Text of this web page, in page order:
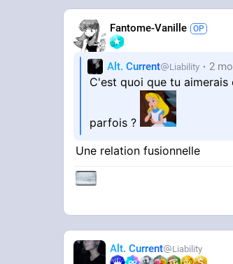
Fantome-Vanille
Alt. Current Liability 2
C'est quoi que tu
parfois ?
Une relation fusionnelle
Alt. Current Liability